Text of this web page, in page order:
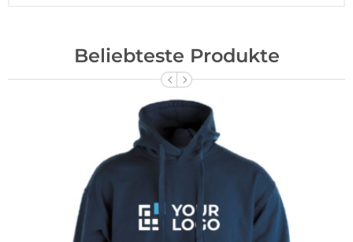
Beliebteste Produkte